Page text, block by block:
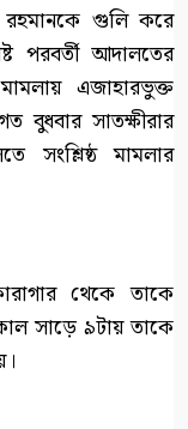
রহমানকে গুলি করে
পরবর্তী আদালতের
এজাহারভুক্ত
বুধবার সাতক্ষীরার
সংশ্লিষ্ঠ মামলার
থেকে তাকে
সাড়ে ৯টায় তাকে